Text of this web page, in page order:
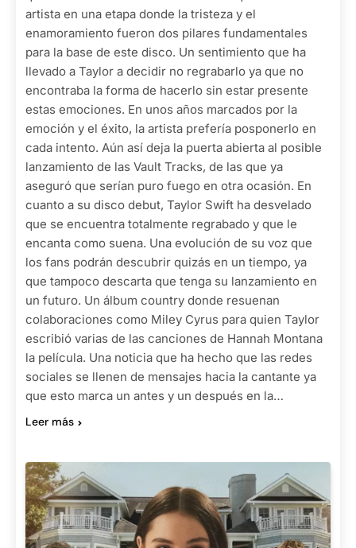
artista en una etapa donde la tristeza y el
enamoramiento fueron dos pilares fundamentales
para la base de este disco. Un sentimiento que ha
llevado a Taylor a decidir no regrabarlo ya que no
encontraba la forma de hacerlo sin estar presente
estas emociones. En unos años marcados por la
emoción y el éxito, la artista prefería posponerlo en
cada intento. Aún así deja la puerta abierta al posible
lanzamiento de las Vault Tracks, de las que ya
aseguró que serían puro fuego en otra ocasión. En
cuanto a su disco debut, Taylor Swift ha desvelado
que se encuentra totalmente regrabado y que le
encanta como suena. Una evolución de su voz que
los fans podrán descubrir quizás en un tiempo, ya
que tampoco descarta que tenga su lanzamiento en
un futuro. Un álbum country donde resuenan
colaboraciones como Miley Cyrus para quien Taylor
escribió varias de las canciones de Hannah Montana
la película. Una noticia que ha hecho que las redes
sociales se llenen de mensajes hacia la cantante ya
que esto marca un antes y un después en la…
Leer más